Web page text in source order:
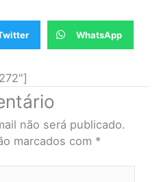
WhatsApp
não será publicado.
marcados com *